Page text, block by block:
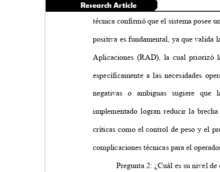
Research Article
técnica confirmó que el sistema posee
positiva es fundamental, ya que
Aplicaciones (RAD), la cual priorizó
específicamente a las necesidades
negativas o ambiguas sugiere
implementado logran reducir la
críticas como el control de peso y el
complicaciones técnicas para el
Pregunta 2: ¿Cuál es su nivel